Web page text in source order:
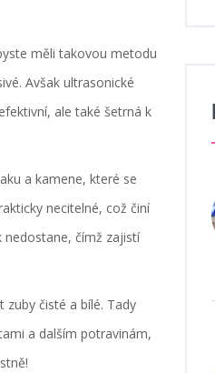
měli takovou metodu
Avšak ultrasonické
ale také šetrná k
a kamene, které se
necitelné, což činí
nedostane, čímž zajistí
čisté a bílé. Tady
a dalším potravinám,